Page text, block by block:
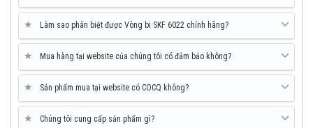
★ Làm sao phân biệt được Vòng bi SKF 6022 chính hãng?
★ Mua hàng tại website của chúng tôi có đảm bảo không?
★ Sản phẩm mua tại website có COCQ không?
★ Chúng tôi cung cấp sản phẩm gì?